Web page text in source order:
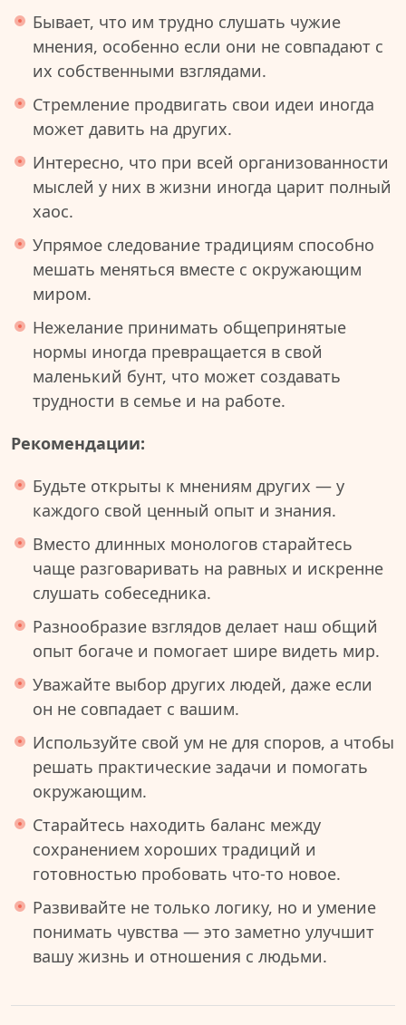
Бывает, что им трудно слушать чужие
мнения, особенно если они не совпадают с
их собственными взглядами.
Стремление продвигать свои идеи иногда
может давить на других.
Интересно, что при всей организованности
мыслей у них в жизни иногда царит полный
хаос.
Упрямое следование традициям способно
мешать меняться вместе с окружающим
миром.
Нежелание принимать общепринятые
нормы иногда превращается в свой
маленький бунт, что может создавать
трудности в семье и на работе.
Рекомендации:
Будьте открыты к мнениям других — у
каждого свой ценный опыт и знания.
Вместо длинных монологов старайтесь
чаще разговаривать на равных и искренне
слушать собеседника.
Разнообразие взглядов делает наш общий
опыт богаче и помогает шире видеть мир.
Уважайте выбор других людей, даже если
он не совпадает с вашим.
Используйте свой ум не для споров, а чтобы
решать практические задачи и помогать
окружающим.
Старайтесь находить баланс между
сохранением хороших традиций и
готовностью пробовать что-то новое.
Развивайте не только логику, но и умение
понимать чувства — это заметно улучшит
вашу жизнь и отношения с людьми.